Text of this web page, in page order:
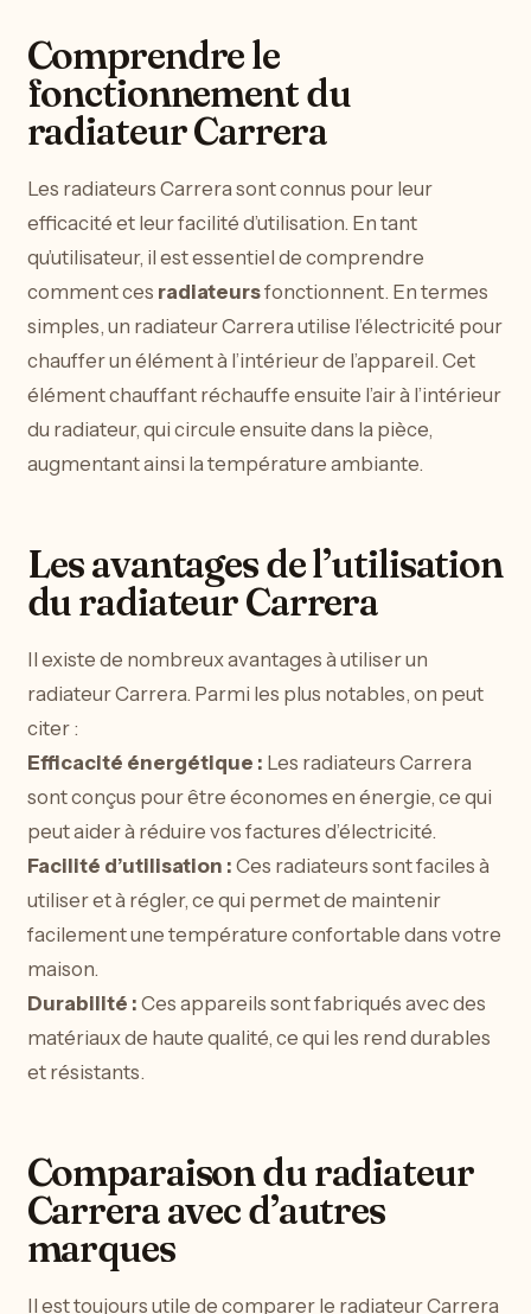
Comprendre le
fonctionnement du
radiateur Carrera
Les radiateurs Carrera sont connus pour leur
efficacité et leur facilité d’utilisation. En tant
qu’utilisateur, il est essentiel de comprendre
comment ces radiateursfonctionnent. En termes
simples, un radiateur Carrera utilise l’électricité pour
chauffer un élément à l’intérieur de l’appareil. Cet
élément chauffant réchauffe ensuite l’air à l’intérieur
du radiateur, qui circule ensuite dans la pièce,
augmentant ainsi la température ambiante.
Les avantages de l’utilisation
du radiateur Carrera
Il existe de nombreux avantages à utiliser un
radiateur Carrera. Parmi les plus notables, on peut
citer :
Efficacité énergétique : Les radiateurs Carrera
sont conçus pour être économes en énergie, ce qui
peut aider à réduire vos factures d’électricité.
Facilité d’utilisation : Ces radiateurs sont faciles à
utiliser et à régler, ce qui permet de maintenir
facilement une température confortable dans votre
maison.
Durabilité : Ces appareils sont fabriqués avec des
matériaux de haute qualité, ce qui les rend durables
et résistants.
Comparaison du radiateur
Carrera avec d’autres
marques
Il est toujours utile de comparer le radiateur Carrera